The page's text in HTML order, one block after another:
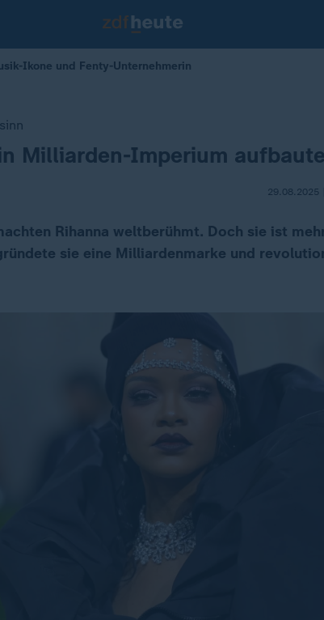
Ikone und Fenty-Unternehmerin
Milliarden-Imperium
29.08.2025
Rihanna weltberühmt. Doch sie ist
sie eine Milliardenmarke und